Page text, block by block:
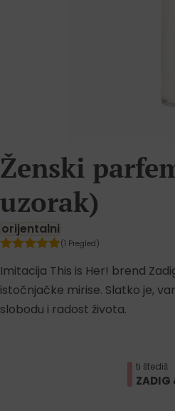
Ženski
uzorak)
orijentalni
(1 Pregled)
Imitacija This is Her! brend
istočnjačke mirise. Slatko je,
slobodu i radost života.
ti štediš
ZADIG